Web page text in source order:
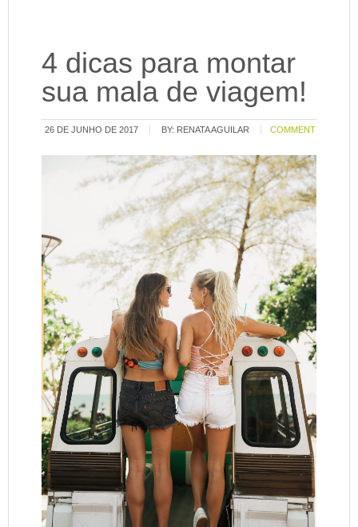
4 dicas para montar
sua mala de viagem!
26 DE JUNHO DE 2017 BY: RENATA AGUILAR COMMENT